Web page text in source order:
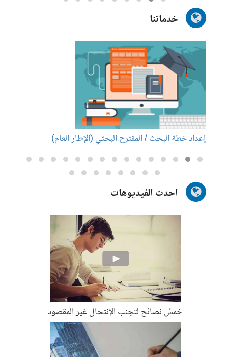
خدماتنا
إعداد خطة البحث / المقترح البحثي (الإطار العام)
احدث الفيديوهات
خمسُ نصائح لتجنب الإنتحال غير المقصود